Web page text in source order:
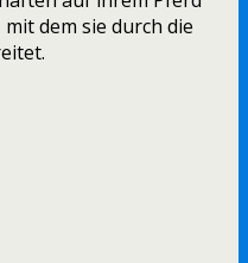
dem sie durch die